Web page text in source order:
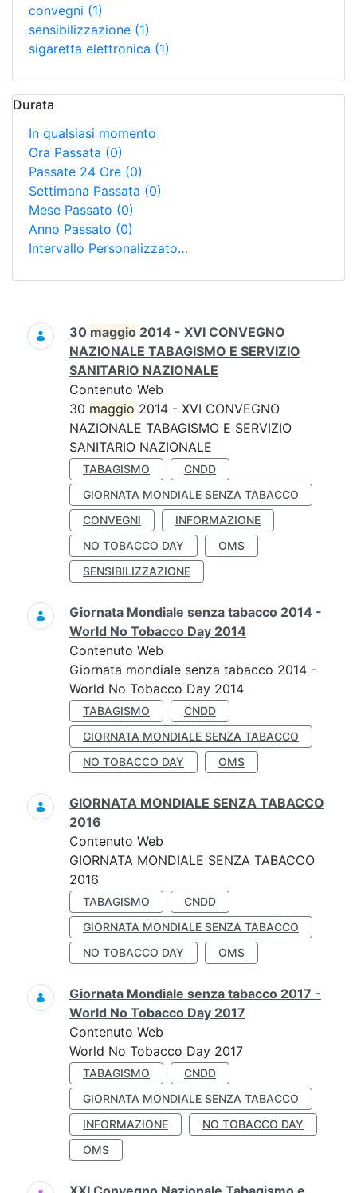
convegni (1)
sensibilizzazione (1)
sigaretta elettronica (1)
Durata
In qualsiasi momento
Ora Passata (0)
Passate 24 Ore (0)
Settimana Passata (0)
Mese Passato (0)
Anno Passato (0)
Intervallo Personalizzato…
Ricerca
30 maggio 2014 - XVI CONVEGNO
NAZIONALE TABAGISMO E SERVIZIO
SANITARIO NAZIONALE
Contenuto Web
30 maggio 2014 - XVI CONVEGNO
NAZIONALE TABAGISMO E SERVIZIO
SANITARIO NAZIONALE
TABAGISMO
CNDD
GIORNATA MONDIALE SENZA TABACCO
CONVEGNI
INFORMAZIONE
NO TOBACCO DAY
OMS
SENSIBILIZZAZIONE
Giornata Mondiale senza tabacco 2014 -
World No Tobacco Day 2014
Contenuto Web
Giornata mondiale senza tabacco 2014 -
World No Tobacco Day 2014
TABAGISMO
CNDD
GIORNATA MONDIALE SENZA TABACCO
NO TOBACCO DAY
OMS
GIORNATA MONDIALE SENZA TABACCO
2016
Contenuto Web
GIORNATA MONDIALE SENZA TABACCO
2016
TABAGISMO
CNDD
GIORNATA MONDIALE SENZA TABACCO
NO TOBACCO DAY
OMS
Giornata Mondiale senza tabacco 2017 -
World No Tobacco Day 2017
Contenuto Web
World No Tobacco Day 2017
TABAGISMO
CNDD
GIORNATA MONDIALE SENZA TABACCO
INFORMAZIONE
NO TOBACCO DAY
OMS